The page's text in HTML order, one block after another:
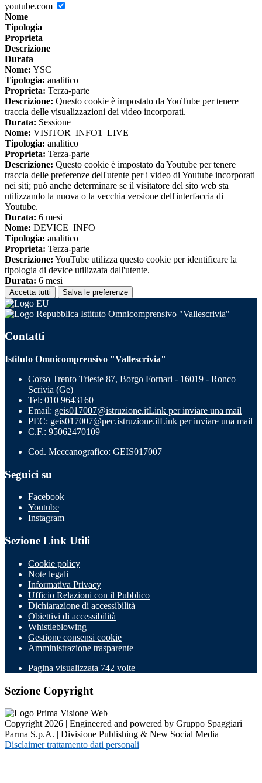
youtube.com
Nome
Tipologia
Proprieta
Descrizione
Durata
Nome: YSC
Tipologia: analitico
Proprieta: Terza-parte
Descrizione: Questo cookie è impostato da YouTube per tenere
traccia delle visualizzazioni dei video incorporati.
Durata: Sessione
Nome: VISITOR_INFO1_LIVE
Tipologia: analitico
Proprieta: Terza-parte
Descrizione: Questo cookie è impostato da Youtube per tenere
traccia delle preferenze dell'utente per i video di Youtube incorporati
nei siti; può anche determinare se il visitatore del sito web sta
utilizzando la nuova o la vecchia versione dell'interfaccia di
Youtube.
Durata: 6 mesi
Nome: DEVICE_INFO
Tipologia: analitico
Proprieta: Terza-parte
Descrizione: YouTube utilizza questo cookie per identificare la
tipologia di device utilizzata dall'utente.
Durata: 6 mesi
Accetta tutti Salva le preferenze
Istituto Omnicomprensivo "Vallescrivia"
Contatti
Istituto Omnicomprensivo "Vallescrivia"
Corso Trento Trieste 87, Borgo Fornari - 16019 - Ronco
Scrivia (Ge)
Tel: 010 9643160
Email: geis017007@istruzione.itLink per inviare una mail
PEC: geis017007@pec.istruzione.itLink per inviare una mail
C.F.: 95062470109
Cod. Meccanografico: GEIS017007
Seguici su
Facebook
Youtube
Instagram
Sezione Link Utili
Cookie policy
Note legali
Informativa Privacy
Ufficio Relazioni con il Pubblico
Dichiarazione di accessibilità
Obiettivi di accessibilità
Whistleblowing
Gestione consensi cookie
Amministrazione trasparente
Pagina visualizzata 742 volte
Sezione Copyright
Copyright 2026 | Engineered and powered by Gruppo Spaggiari
Parma S.p.A. | Divisione Publishing & New Social Media
Disclaimer trattamento dati personali